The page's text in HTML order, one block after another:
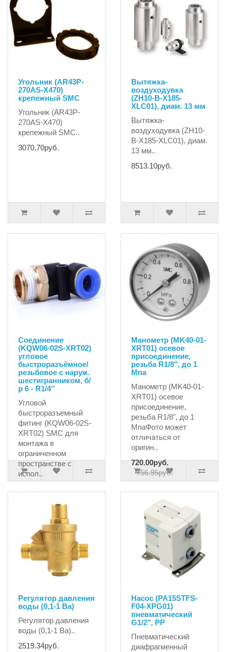
Угольник (AR43P-
270AS-X470)
крепежный SMC
Угольник (AR43P-
270AS-X470)
крепежный SMC..
3070.70руб.
Вытяжка-
воздуходувка
(ZH10-B-X185-
XLC01), диам. 13 мм
Вытяжка-
воздуходувка (ZH10-
B-X185-XLC01), диам.
13 мм..
8513.10руб.
Соединение
(KQW06-02S-XRT02)
угловое
быстроразъёмное/
резьбовое с наруж.
шестигранником, б/
р 6 - R1/4''
Угловой
быстроразъемный
фитинг (KQW06-02S-
XRT02) SMC для
монтажа в
ограниченном
пространстве с
испол..
Манометр (MK40-01-
XRT01) осевое
присоединение,
резьба R1/8", до 1
Мпа
Манометр (MK40-01-
XRT01) осевое
присоединение,
резьба R1/8", до 1
МпаФото может
отличаться от
оригин..
720.00руб.
756.95руб.
Регулятор давления
воды (0,1-1 Ba)
Регулятор давления
воды (0,1-1 Ba)..
2519.34руб.
Насос (PA15STFS-
F04-XPG01)
пневматический
G1/2", PP
Пневматический
диафрагменный